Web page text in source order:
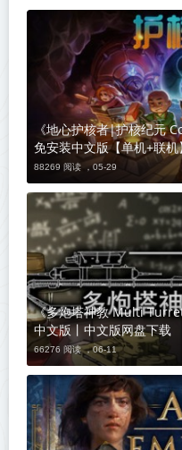
《地心护核者|护核纪元
免安装中文版【单机+联
88269 阅读 ，05-29
《多炮塔神教 Multi
中文版丨中文版网盘下载
66276 阅读 ，06-11